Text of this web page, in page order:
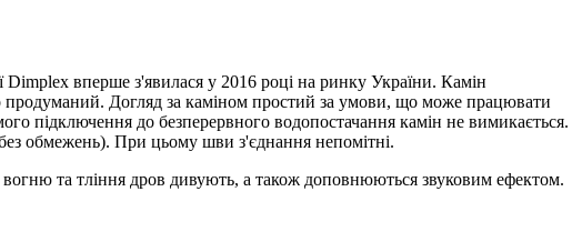
Dimplex вперше з'явилася у 2016 році на ринку України. Камін
продуманий. Догляд за каміном простий за умови, що може працювати
підключення до безперервного водопостачання камін не вимикається.
обмежень). При цьому шви з'єднання непомітні.
вогню та тління дров дивують, а також доповнюються звуковим ефектом.